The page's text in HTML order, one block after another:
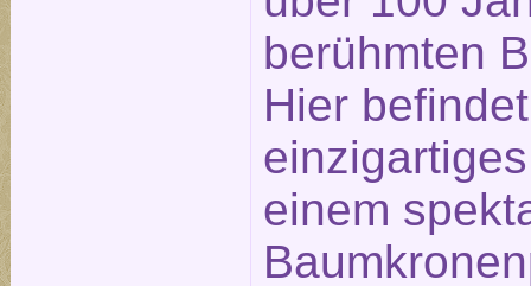
berühmten
Hier
einem